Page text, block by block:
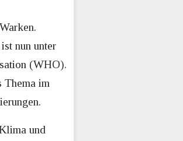
nun unter
(WHO).
Thema im
und